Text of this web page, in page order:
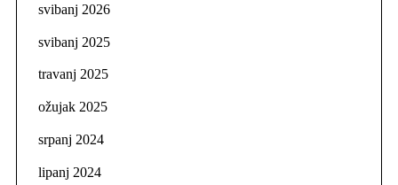
svibanj 2026
svibanj 2025
travanj 2025
ožujak 2025
srpanj 2024
lipanj 2024